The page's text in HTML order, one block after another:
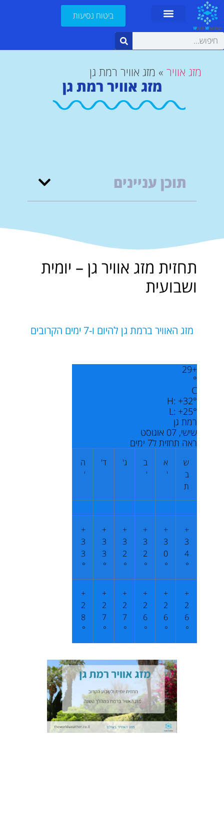
ביטוח נסיעות
מזג אוויר» מזג אוויר רמת גן
מזג אוויר רמת גן
תוכן עניינים
תחזית מזג אוויר גן – יומית
ושבועית
מזג האוויר ברמת גן להיום ו-7 ימים הקרובים
+
29
°
C
H: +32°
L: +25°
רמת גן
שישי, 07 אוגוסט
ראה תחזית ל7 ימים
ש
ב
ת
א
'
ב
'
ג' ד'
ה
'
+
3
4
°
+
3
0
°
+
3
2
°
+
3
2
°
+
3
3
°
+
3
3
°
+
2
6
°
+
2
6
°
+
2
6
°
+
2
7
°
+
2
7
°
+
2
8
°